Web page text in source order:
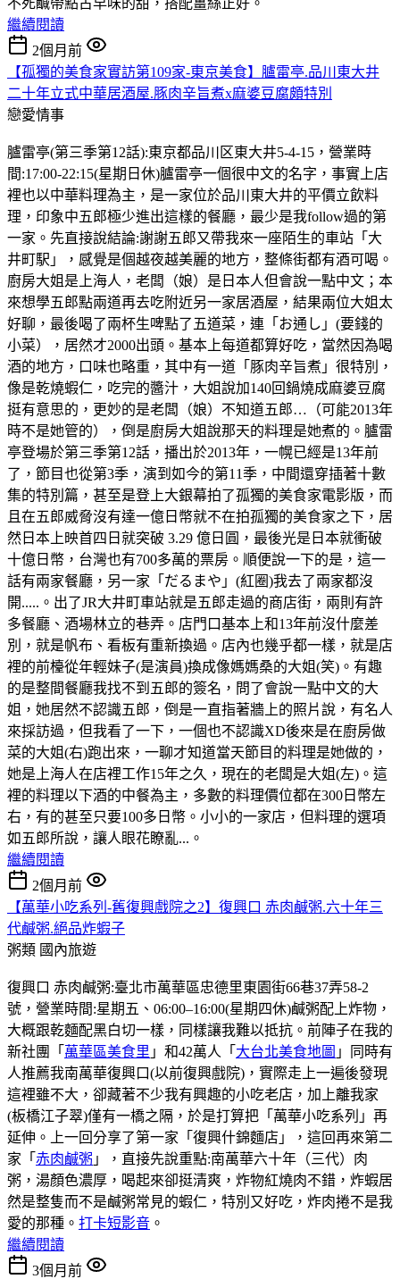
繼續閱讀
2個月前
【孤獨的美食家實訪第109家-東京美食】臚雷亭.品川東大井
二十年立式中華居酒屋.豚肉辛旨煮x麻婆豆腐頗特別
戀愛情事
臚雷亭(第三季第12話):東京都品川区東大井5-4-15，營業時
間:17:00-22:15(星期日休)臚雷亭一個很中文的名字，事實上店
裡也以中華料理為主，是一家位於品川東大井的平價立飲料
理，印象中五郎極少進出這樣的餐廳，最少是我follow過的第
一家。先直接說結論:謝謝五郎又帶我來一座陌生的車站「大
井町駅」，感覺是個越夜越美麗的地方，整條街都有酒可喝。
廚房大姐是上海人，老闆（娘）是日本人但會說一點中文；本
來想學五郎點兩道再去吃附近另一家居酒屋，結果兩位大姐太
好聊，最後喝了兩杯生啤點了五道菜，連「お通し」(要錢的
小菜），居然才2000出頭。基本上每道都算好吃，當然因為喝
酒的地方，口味也略重，其中有一道「豚肉辛旨煮」很特別，
像是乾燒蝦仁，吃完的醬汁，大姐說加140回鍋燒成麻婆豆腐
挺有意思的，更妙的是老闆（娘）不知道五郎…（可能2013年
時不是她管的），倒是廚房大姐說那天的料理是她煮的。臚雷
亭登場於第三季第12話，播出於2013年，一幌已經是13年前
了，節目也從第3季，演到如今的第11季，中間還穿插著十數
集的特別篇，甚至是登上大銀幕拍了孤獨的美食家電影版，而
且在五郎威脅沒有達一億日幣就不在拍孤獨的美食家之下，居
然日本上映首四日就突破 3.29 億日圓，最後光是日本就衝破
十億日幣，台灣也有700多萬的票房。順便說一下的是，這一
話有兩家餐廳，另一家「だるまや」(紅圈)我去了兩家都沒
開.....。出了JR大井町車站就是五郎走過的商店街，兩則有許
多餐廳、酒場林立的巷弄。店門口基本上和13年前沒什麼差
別，就是帆布、看板有重新換過。店內也幾乎都一樣，就是店
裡的前檯從年輕妹子(是演員)換成像媽媽桑的大姐(笑)。有趣
的是整間餐廳我找不到五郎的簽名，問了會說一點中文的大
姐，她居然不認識五郎，倒是一直指著牆上的照片說，有名人
來採訪過，但我看了一下，一個也不認識XD後來是在廚房做
菜的大姐(右)跑出來，一聊才知道當天節目的料理是她做的，
她是上海人在店裡工作15年之久，現在的老闆是大姐(左)。這
裡的料理以下酒的中餐為主，多數的料理價位都在300日幣左
右，有的甚至只要100多日幣。小小的一家店，但料理的選項
如五郎所說，讓人眼花瞭亂...。
繼續閱讀
2個月前
【萬華小吃系列-舊復興戲院之2】復興口 赤肉鹹粥.六十年三
代鹹粥.絕品炸蝦子
粥類 國內旅遊
復興口 赤肉鹹粥:臺北市萬華區忠德里東園街66巷37弄58-2
號，營業時間:星期五、06:00–16:00(星期四休)鹹粥配上炸物，
大概跟乾麵配黑白切一樣，同樣讓我難以抵抗。前陣子在我的
新社團「 萬華區美食里 」和42萬人「 大台北美食地圖 」同時有
人推薦我南萬華復興口(以前復興戲院)，實際走上一遍後發現
這裡雖不大，卻藏著不少我有興趣的小吃老店，加上離我家
(板橋江子翠)僅有一橋之隔，於是打算把「萬華小吃系列」再
延伸。上一回分享了第一家「復興什錦麵店」，這回再來第二
家「 赤肉鹹粥 」，直接先說重點:南萬華六十年（三代）肉
粥，湯顏色濃厚，喝起來卻挺清爽，炸物紅燒肉不錯，炸蝦居
然是整隻而不是鹹粥常見的蝦仁，特別又好吃，炸肉捲不是我
愛的那種。 打卡短影音 。
繼續閱讀
3個月前